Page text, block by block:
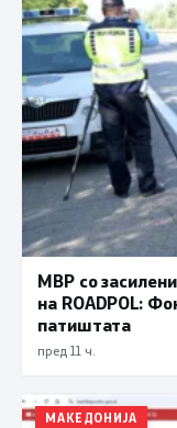
МВР со
на ROADPOL:
патиштата
пред 11 ч.
МАКЕДОНИЈА